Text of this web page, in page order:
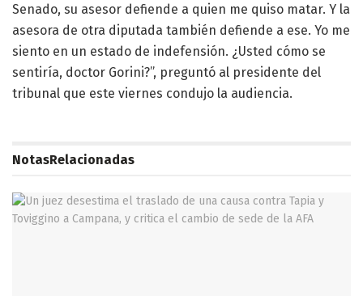
Senado, su asesor defiende a quien me quiso matar. Y la
asesora de otra diputada también defiende a ese. Yo me
siento en un estado de indefensión. ¿Usted cómo se
sentiría, doctor Gorini?”, preguntó al presidente del
tribunal que este viernes condujo la audiencia.
NotasRelacionadas